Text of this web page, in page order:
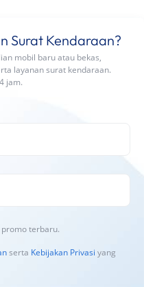
Surat Kendaraan?
mobil baru atau bekas,
layanan surat kendaraan.
jam.
terbaru.
serta Kebijakan Privasi yang